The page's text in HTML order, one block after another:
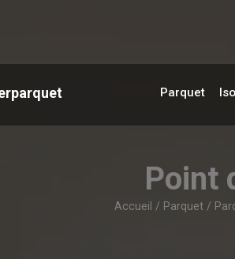
Parquet
Point
Accueil / Parquet /